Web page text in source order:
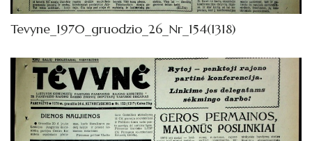
Knygos
Tevyne_1970_gruodzio_26_Nr_154(1318)